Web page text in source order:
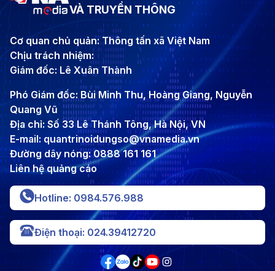
VÀ TRUYỀN THÔNG
Cơ quan chủ quản: Thông tấn xã Việt Nam
Chịu trách nhiệm:
Giám đốc: Lê Xuân Thành
Phó Giám đốc: Bùi Minh Thu, Hoàng Giang, Nguyễn
Quang Vũ
Địa chỉ: Số 33 Lê Thánh Tông, Hà Nội, VN
E-mail: quantrinoidungso@vnamedia.vn
Đường dây nóng: 0888 161 161
Liên hệ quảng cáo
Hotline: 0984.576.988
Điện thoại: 024.39412720